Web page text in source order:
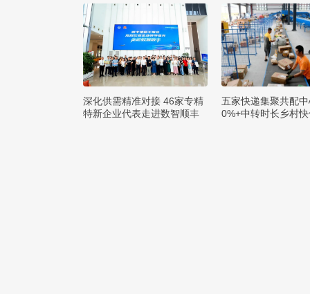
深化供需精准对接 46家专精
特新企业代表走进数智顺丰
五家快递集聚共配
0%+中转时长乡村